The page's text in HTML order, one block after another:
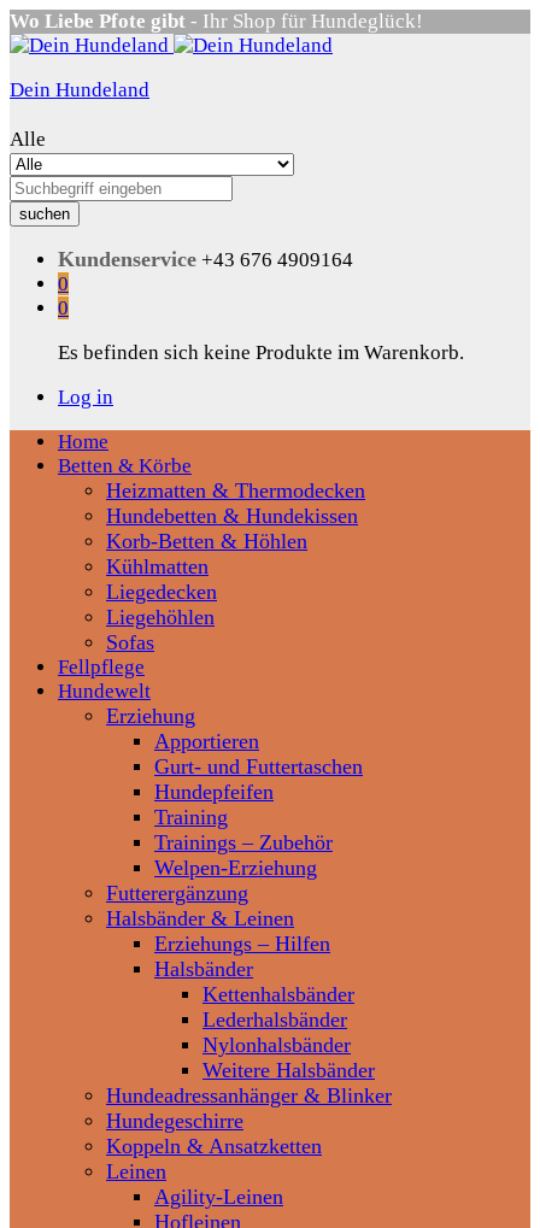
Wo Liebe Pfote gibt - Ihr Shop für Hundeglück!
Dein Hundeland
Alle
suchen
Kundenservice +43 676 4909164
0
0
Es befinden sich keine Produkte im Warenkorb.
Log in
Home
Betten & Körbe
Heizmatten & Thermodecken
Hundebetten & Hundekissen
Korb-Betten & Höhlen
Kühlmatten
Liegedecken
Liegehöhlen
Sofas
Fellpflege
Hundewelt
Erziehung
Apportieren
Gurt- und Futtertaschen
Hundepfeifen
Training
Trainings – Zubehör
Welpen-Erziehung
Futterergänzung
Halsbänder & Leinen
Erziehungs – Hilfen
Halsbänder
Kettenhalsbänder
Lederhalsbänder
Nylonhalsbänder
Weitere Halsbänder
Hundeadressanhänger & Blinker
Hundegeschirre
Koppeln & Ansatzketten
Leinen
Agility-Leinen
Hofleinen